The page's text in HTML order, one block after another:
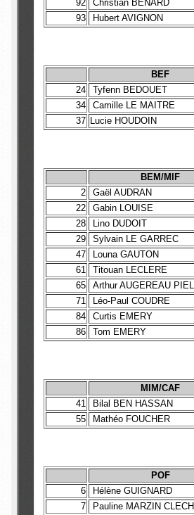
92
Christian BENARD
93
Hubert AVIGNON
BEF
24
Tyfenn BEDOUET
34
Camille LE MAITRE
37
Lucie HOUDOIN
BEM/MIF
2
Gaël AUDRAN
22
Gabin LOUISE
28
Lino DUDOIT
29
Sylvain LE GARREC
47
Louna GAUTON
61
Titouan LECLERE
65
Arthur AUGEREAU PIEL
71
Léo-Paul COUDRE
84
Curtis EMERY
86
Tom EMERY
MIM/CAF
41
Bilal BEN HASSAN
55
Mathéo FOUCHER
POF
6
Hélène GUIGNARD
7
Pauline MARZIN CLECH